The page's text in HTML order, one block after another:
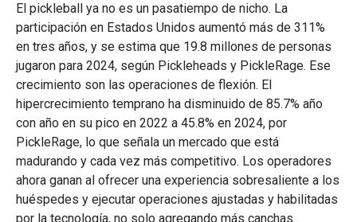
El pickleball ya no es un pasatiempo de nicho. La
participación en Estados Unidos aumentó más de 311%
en tres años, y se estima que 19.8 millones de personas
jugaron para 2024, según Pickleheads y PickleRage. Ese
crecimiento son las operaciones de flexión. El
hipercrecimiento temprano ha disminuido de 85.7% año
con año en su pico en 2022 a 45.8% en 2024, por
PickleRage, lo que señala un mercado que está
madurando y cada vez más competitivo. Los operadores
ahora ganan al ofrecer una experiencia sobresaliente a los
huéspedes y ejecutar operaciones ajustadas y habilitadas
por la tecnología, no solo agregando más canchas.